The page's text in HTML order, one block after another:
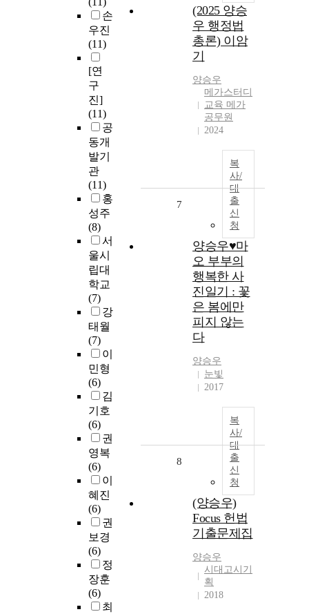
손
우진
(11)
[연
구
진]
(11)
공
동개
발기
관
(11)
홍
성주
(8)
서
울시
립대
학교
(7)
강
태월
(7)
이
민형
(6)
김
기호
(6)
권
영복
(6)
이
혜진
(6)
권
보경
(6)
정
장훈
(6)
최
(2025 양승
우 행정법
총론) 이암
기
양승우
메가스터디
교육 메가
공무원
2024
복
사/
대
출
신
청
7
양승우♥마
오 부부의
행복한 사
진일기 : 꽃
은 봄에만
피지 않는
다
양승우
눈빛
2017
복
사/
대
출
신
청
8
(양승우)
Focus 헌법
기출문제집
양승우
시대고시기
획
2018